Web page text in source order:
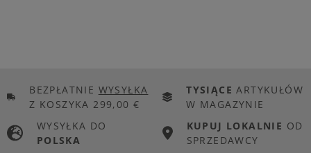
BEZPŁATNIE WYSYŁKA
Z KOSZYKA 299,00 €
TYSIĄCE ARTYKUŁÓW
W MAGAZYNIE
WYSYŁKA DO
POLSKA
KUPUJ LOKALNIE OD
SPRZEDAWCY